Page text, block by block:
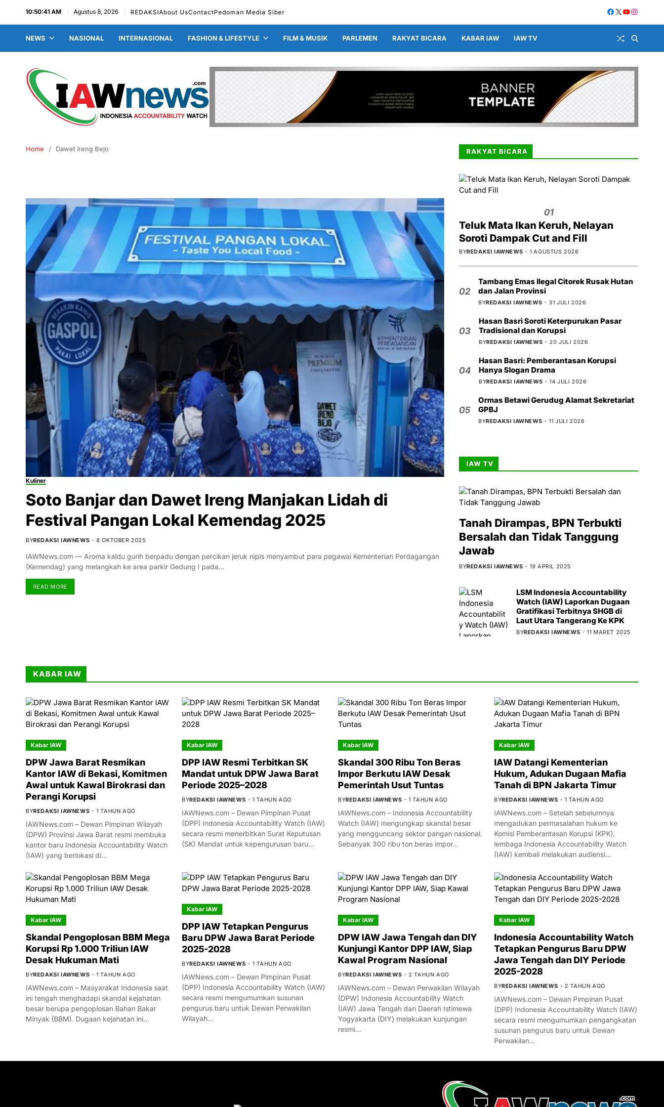
10:50:42 AM Agustus 8, 2026 REDAKSIAbout UsContactPedoman Media Siber
NEWS NASIONAL INTERNASIONAL FASHION & LIFESTYLE FILM & MUSIK PARLEMEN RAKYAT BICARA KABAR IAW IAW TV
Home Dawet Ireng Bejo
Kuliner
Soto Banjar dan Dawet Ireng Manjakan Lidah di
Festival Pangan Lokal Kemendag 2025
BYREDAKSI IAWNEWS 8 OKTOBER 2025
IAWNews.com — Aroma kaldu gurih berpadu dengan percikan jeruk nipis menyambut para pegawai Kementerian Perdagangan
(Kemendag) yang melangkah ke area parkir Gedung I pada…
READ MORE
RAKYAT BICARA
01
Teluk Mata Ikan Keruh, Nelayan
Soroti Dampak Cut and Fill
BYREDAKSI IAWNEWS 1 AGUSTUS 2026
02
Tambang Emas Ilegal Citorek Rusak Hutan
dan Jalan Provinsi
BYREDAKSI IAWNEWS 31 JULI 2026
03
Hasan Basri Soroti Keterpurukan Pasar
Tradisional dan Korupsi
BYREDAKSI IAWNEWS 20 JULI 2026
04
Hasan Basri: Pemberantasan Korupsi
Hanya Slogan Drama
BYREDAKSI IAWNEWS 14 JULI 2026
05
Ormas Betawi Gerudug Alamat Sekretariat
GPBJ
BYREDAKSI IAWNEWS 11 JULI 2026
IAW TV
Tanah Dirampas, BPN Terbukti
Bersalah dan Tidak Tanggung
Jawab
BYREDAKSI IAWNEWS 19 APRIL 2025
LSM Indonesia Accountability
Watch (IAW) Laporkan Dugaan
Gratifikasi Terbitnya SHGB di
Laut Utara Tangerang Ke KPK
BYREDAKSI IAWNEWS 11 MARET 2025
KABAR IAW
Kabar IAW
DPW Jawa Barat Resmikan
Kantor IAW di Bekasi, Komitmen
Awal untuk Kawal Birokrasi dan
Perangi Korupsi
BYREDAKSI IAWNEWS 1 TAHUN AGO
IAWNews.com – Dewan Pimpinan Wilayah
(DPW) Provinsi Jawa Barat resmi membuka
kantor baru Indonesia Accountability Watch
(IAW) yang berlokasi di…
Kabar IAW
DPP IAW Resmi Terbitkan SK
Mandat untuk DPW Jawa Barat
Periode 2025–2028
BYREDAKSI IAWNEWS 1 TAHUN AGO
IAWNews.com – Dewan Pimpinan Pusat
(DPP) Indonesia Accountability Watch (IAW)
secara resmi menerbitkan Surat Keputusan
(SK) Mandat untuk kepengurusan baru…
Kabar IAW
Skandal 300 Ribu Ton Beras
Impor Berkutu IAW Desak
Pemerintah Usut Tuntas
BYREDAKSI IAWNEWS 1 TAHUN AGO
IAWNews.com – Indonesia Accountability
Watch (IAW) mengungkap skandal besar
yang mengguncang sektor pangan nasional.
Sebanyak 300 ribu ton beras impor…
Kabar IAW
IAW Datangi Kementerian
Hukum, Adukan Dugaan Mafia
Tanah di BPN Jakarta Timur
BYREDAKSI IAWNEWS 1 TAHUN AGO
IAWNews.com – Setelah sebelumnya
mengadukan permasalahan hukum ke
Komisi Pemberantasan Korupsi (KPK),
lembaga Indonesia Accountability Watch
(IAW) kembali melakukan audiensi…
Kabar IAW
Skandal Pengoplosan BBM Mega
Korupsi Rp 1.000 Triliun IAW
Desak Hukuman Mati
BYREDAKSI IAWNEWS 1 TAHUN AGO
IAWNews.com – Masyarakat Indonesia saat
ini tengah menghadapi skandal kejahatan
besar berupa pengoplosan Bahan Bakar
Minyak (BBM). Dugaan kejahatan ini…
Kabar IAW
DPP IAW Tetapkan Pengurus
Baru DPW Jawa Barat Periode
2025-2028
BYREDAKSI IAWNEWS 1 TAHUN AGO
IAWNews.com – Dewan Pimpinan Pusat
(DPP) Indonesia Accountability Watch (IAW)
secara resmi mengumumkan susunan
pengurus baru untuk Dewan Perwakilan
Wilayah…
Kabar IAW
DPW IAW Jawa Tengah dan DIY
Kunjungi Kantor DPP IAW, Siap
Kawal Program Nasional
BYREDAKSI IAWNEWS 2 TAHUN AGO
IAWNews.com – Dewan Perwakilan Wilayah
(DPW) Indonesia Accountability Watch
(IAW) Jawa Tengah dan Daerah Istimewa
Yogyakarta (DIY) melakukan kunjungan
resmi…
Kabar IAW
Indonesia Accountability Watch
Tetapkan Pengurus Baru DPW
Jawa Tengah dan DIY Periode
2025-2028
BYREDAKSI IAWNEWS 2 TAHUN AGO
IAWNews.com – Dewan Pimpinan Pusat
(DPP) Indonesia Accountability Watch (IAW)
secara resmi mengumumkan pengangkatan
susunan pengurus baru untuk Dewan
Perwakilan…